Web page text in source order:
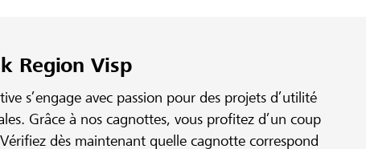
Region Visp
s’engage avec passion pour des projets d’utilité
Grâce à nos cagnottes, vous profitez d’un coup
dès maintenant quelle cagnotte correspond